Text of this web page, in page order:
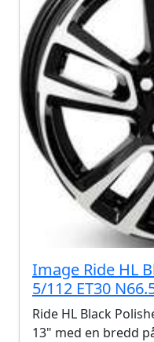
Image Ride HL
5/112 ET30
Ride HL Black
13" med en bredd